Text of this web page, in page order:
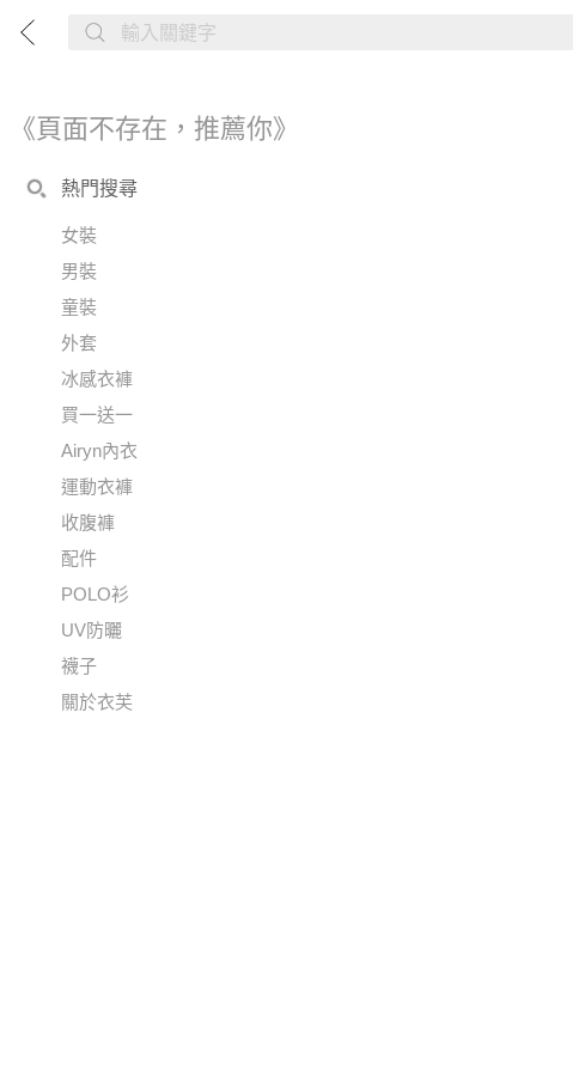
《頁面不存在，推薦你》
熱門搜尋
女裝
男裝
童裝
外套
冰感衣褲
買一送一
Airyn內衣
運動衣褲
收腹褲
配件
POLO衫
UV防曬
襪子
關於衣芙